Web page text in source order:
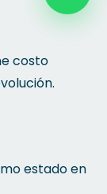
costo
estado en